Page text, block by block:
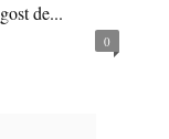
de...
0